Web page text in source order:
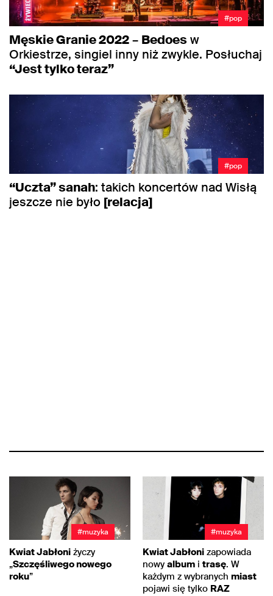
#pop
Męskie Granie 2022– Bedoes w
Orkiestrze, singiel inny niż zwykle. Posłuchaj
“Jest tylko teraz”
#pop
“Uczta” sanah: takich koncertów nad Wisłą
jeszcze nie było [relacja]
#muzyka
Kwiat Jabłoni życzy
„Szczęśliwego nowego
roku”
#muzyka
Kwiat Jabłoni zapowiada
nowy album i trasę. W
każdym z wybranych miast
pojawi się tylko RAZ